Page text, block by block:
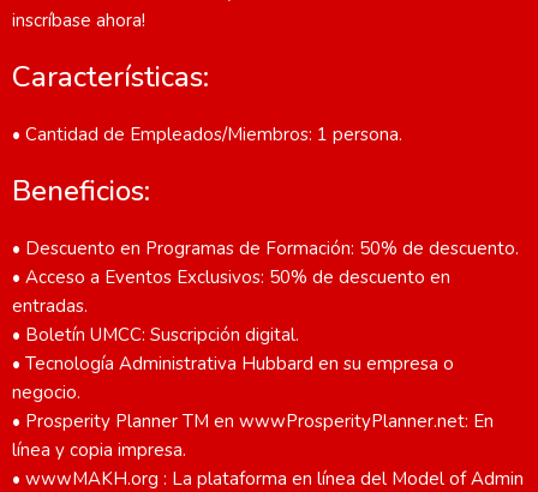
inscríbase ahora!
Características:
• Cantidad de Empleados/Miembros: 1 persona.
Beneficios:
• Descuento en Programas de Formación: 50% de descuento.
• Acceso a Eventos Exclusivos: 50% de descuento en
entradas.
• Boletín UMCC: Suscripción digital.
• Tecnología Administrativa Hubbard en su empresa o
negocio.
• Prosperity Planner TM en wwwProsperityPlanner.net: En
línea y copia impresa.
• wwwMAKH.org : La plataforma en línea del Model of Admin